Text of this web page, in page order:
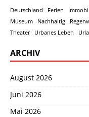
Deutschland Ferien
Museum
Nachhaltig
Theater
Urbanes Leben
ARCHIV
August 2026
Juni 2026
Mai 2026